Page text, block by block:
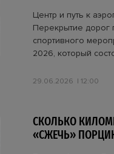
Центр и путь к
Перекрытие дорог
спортивного
2026, который
29.06.2026 12:00
СКОЛЬКО
«СЖЕЧЬ»